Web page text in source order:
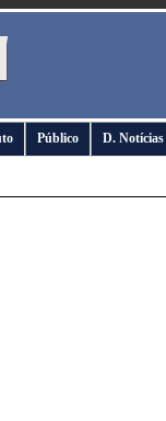
Público D. Notícias